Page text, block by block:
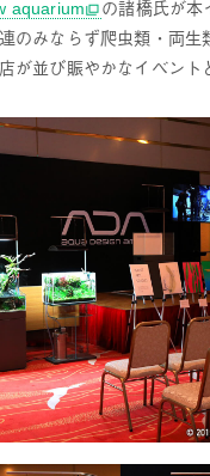
aquarium
の諸橋氏が本
のみならず爬虫類・両生
が並び賑やかなイベント